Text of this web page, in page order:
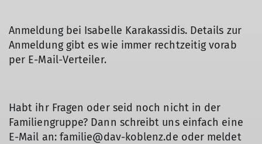
Anmeldung bei Isabelle Karakassidis. Details zur
Anmeldung gibt es wie immer rechtzeitig vorab
per E-Mail-Verteiler.
Habt ihr Fragen oder seid noch nicht in der
Familiengruppe? Dann schreibt uns einfach eine
E-Mail an: familie@dav-koblenz.de oder meldet